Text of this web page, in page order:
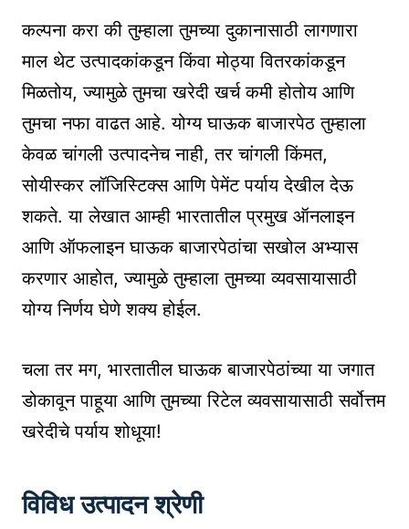
कल्पना करा की तुम्हाला तुमच्या दुकानासाठी लागणारा
माल थेट उत्पादकांकडून किंवा मोठ्या वितरकांकडून
मिळतोय, ज्यामुळे तुमचा खरेदी खर्च कमी होतोय आणि
तुमचा नफा वाढत आहे. योग्य घाऊक बाजारपेठ तुम्हाला
केवळ चांगली उत्पादनेच नाही, तर चांगली किंमत,
सोयीस्कर लॉजिस्टिक्स आणि पेमेंट पर्याय देखील देऊ
शकते. या लेखात आम्ही भारतातील प्रमुख ऑनलाइन
आणि ऑफलाइन घाऊक बाजारपेठांचा सखोल अभ्यास
करणार आहोत, ज्यामुळे तुम्हाला तुमच्या व्यवसायासाठी
योग्य निर्णय घेणे शक्य होईल.
चला तर मग, भारतातील घाऊक बाजारपेठांच्या या जगात
डोकावून पाहूया आणि तुमच्या रिटेल व्यवसायासाठी सर्वोत्तम
खरेदीचे पर्याय शोधूया!
विविध उत्पादन श्रेणी